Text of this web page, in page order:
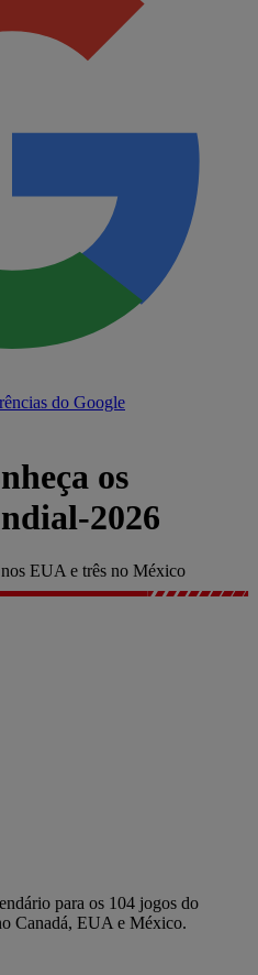
do Google
os
2026
EUA e três no México
para os 104 jogos do
Canadá, EUA e México.